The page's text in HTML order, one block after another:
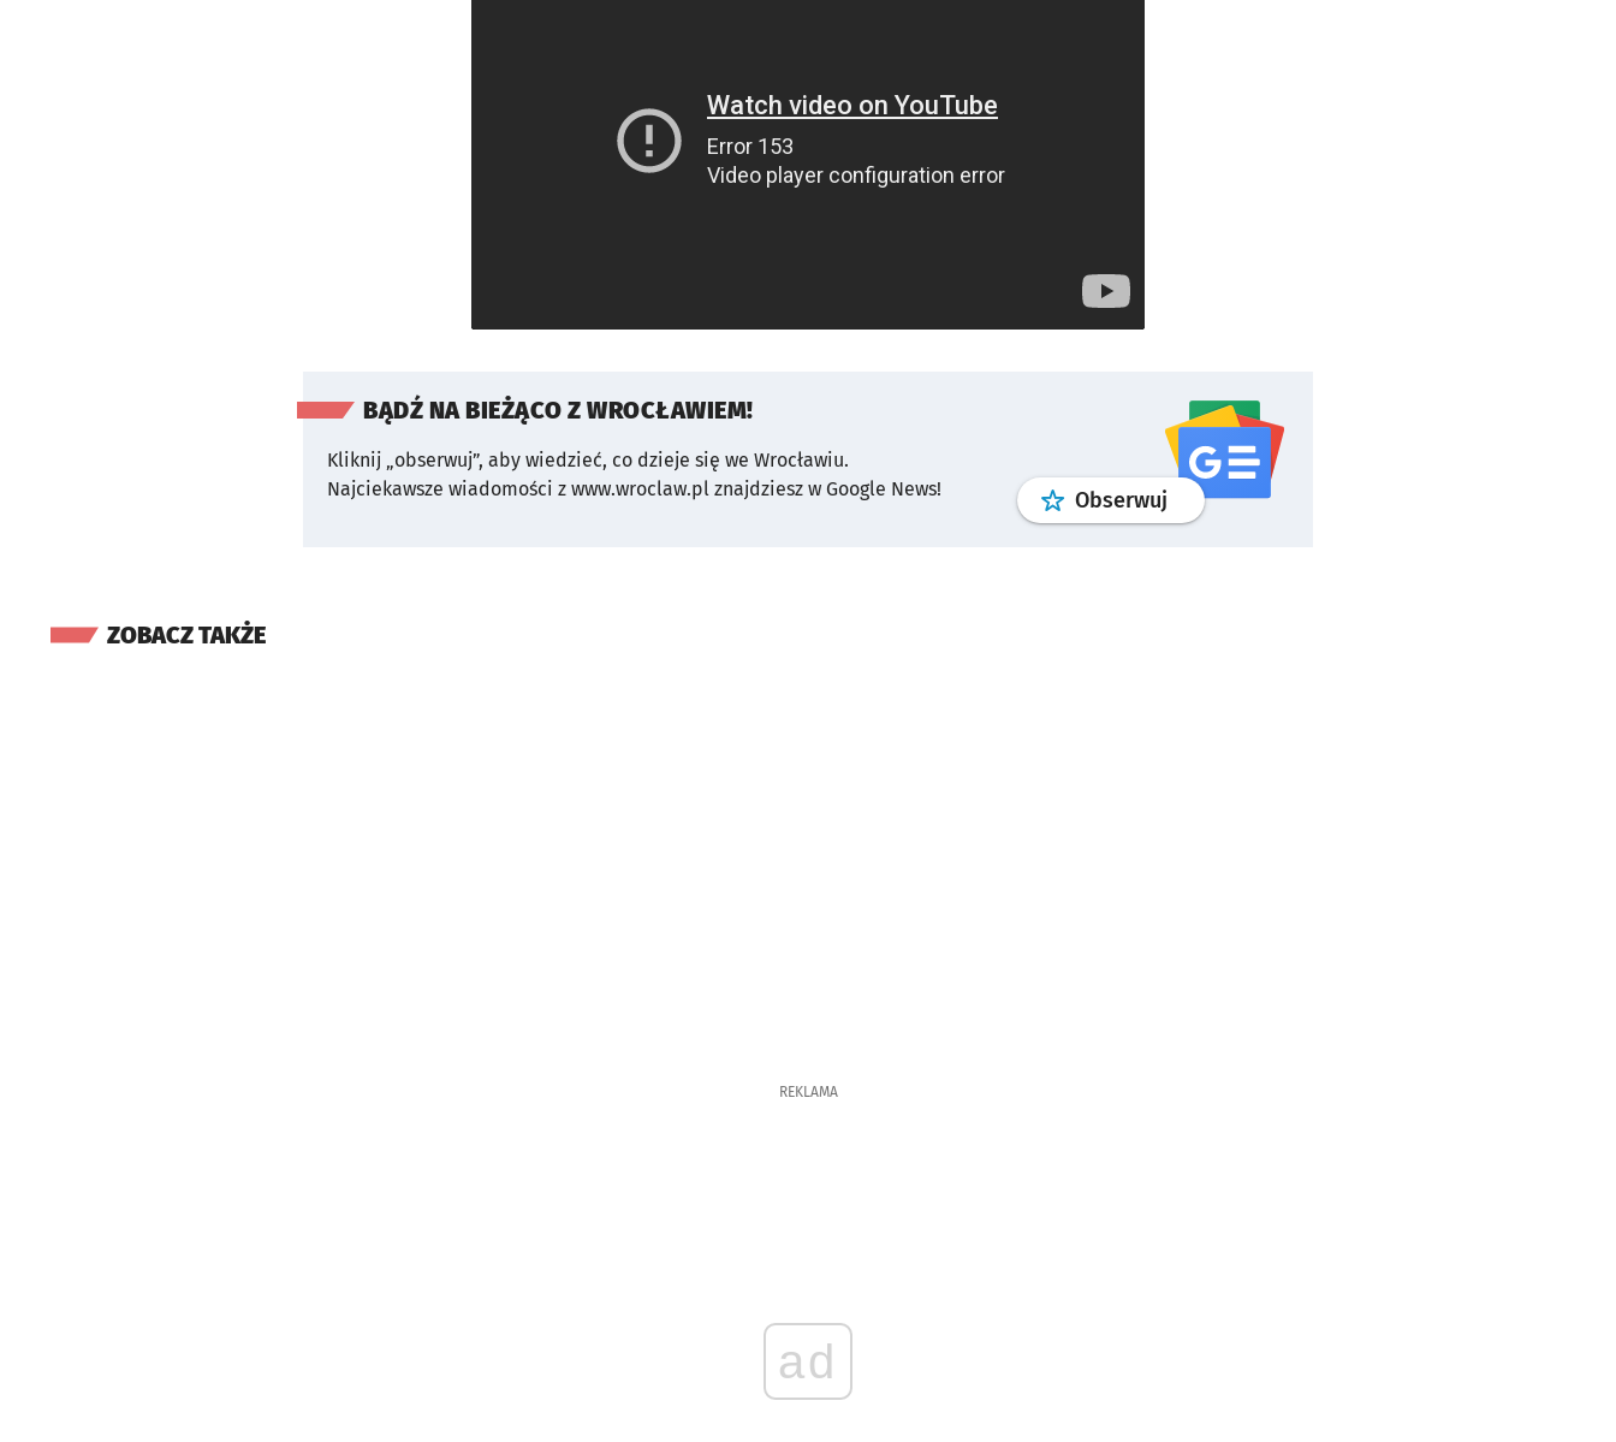
BĄDŹ NA BIEŻĄCO Z WROCŁAWIEM!
Kliknij „obserwuj”, aby wiedzieć, co dzieje się we Wrocławiu.
Najciekawsze wiadomości z www.wroclaw.pl znajdziesz w Google News!
Obserwuj profilgoogle news
ZOBACZ TAKŻE
REKLAMA
ad